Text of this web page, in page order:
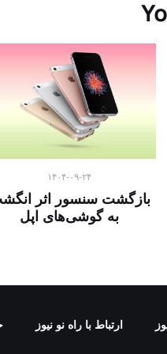
۱۴۰۴-۰۹-۲۴
بازگشت سنسور اثر
به گوشی‌های اپل
ارتباط با راه‌ نو نیوز